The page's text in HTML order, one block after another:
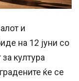
и
на 12 јуни со
култура
ќе се